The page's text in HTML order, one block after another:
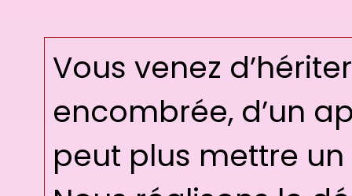
Vous venez
encombrée, d’un
peut plus mettre